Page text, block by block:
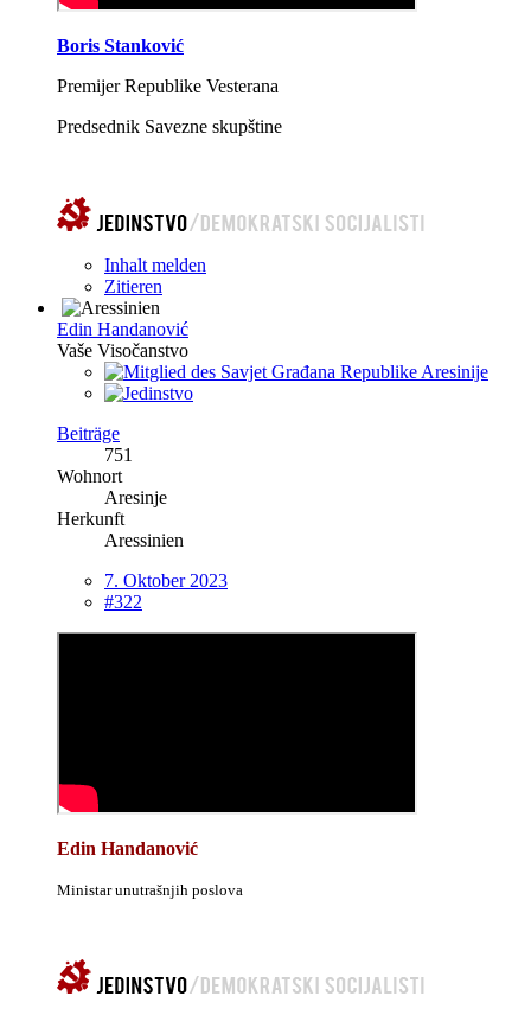
Boris Stanković
Premijer Republike Vesterana
Predsednik Savezne skupštine
Inhalt melden
Zitieren
Edin Handanović
Vaše Visočanstvo
Beiträge
751
Wohnort
Aresinje
Herkunft
Aressinien
7. Oktober 2023
#322
Edin Handanović
Ministar unutrašnjih poslova